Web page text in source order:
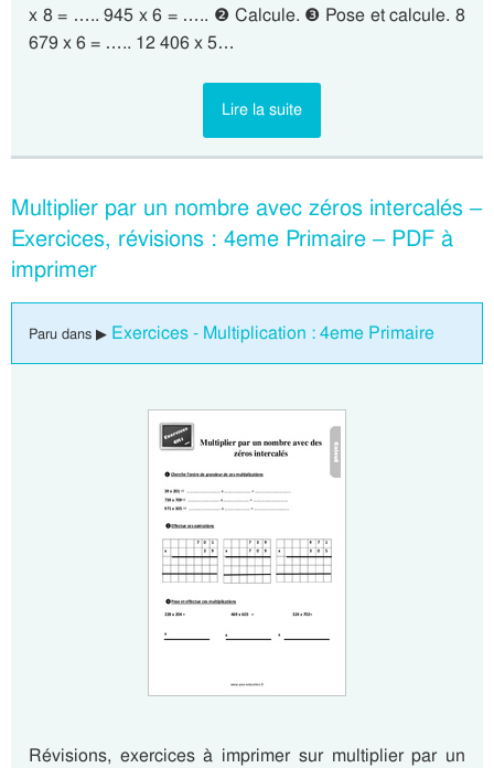
x 8 = ….. 945 x 6 = ….. ❷ Calcule. ❸ Pose et calcule. 8
679 x 6 = ….. 12 406 x 5…
Lire la suite
Multiplier par un nombre avec zéros intercalés –
Exercices, révisions : 4eme Primaire – PDF à
imprimer
Paru dans ▶ Exercices - Multiplication : 4eme Primaire
Révisions, exercices à imprimer sur multiplier par un